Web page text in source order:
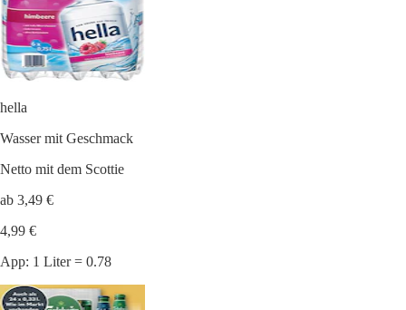
hella
Wasser mit Geschmack
Netto mit dem Scottie
ab 3,49 €
4,99 €
App: 1 Liter = 0.78